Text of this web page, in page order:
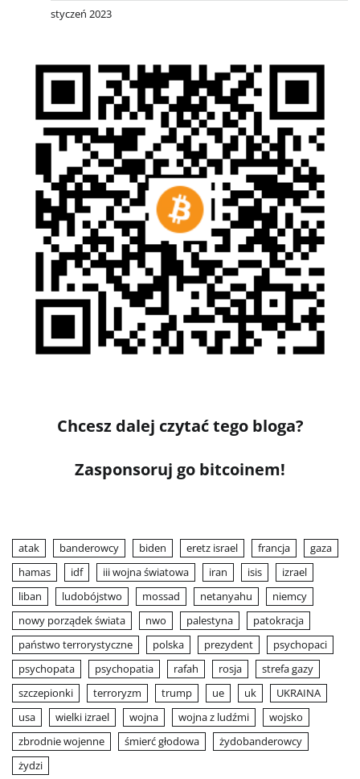
styczeń 2023
Chcesz dalej czytać tego bloga?
Zasponsoruj go bitcoinem!
atak banderowcy biden eretz israel francja
gaza
hamas
idf iii wojna światowa iran isis
izrael
liban
ludobójstwo mossad netanyahu
niemcy
nowy porządek świata
nwo palestyna
patokracja
państwo terrorystyczne
polska prezydent
psychopaci
psychopata
psychopatia rafah rosja
strefa gazy
szczepionki
terroryzm trump ue uk
UKRAINA
usa
wielki izrael wojna wojna z ludźmi
wojsko
zbrodnie wojenne
śmierć głodowa
żydobanderowcy
żydzi